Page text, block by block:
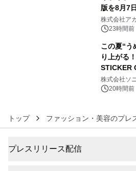
版を8月7
株式会社ア
23時間前
この夏“う
り上がる
STICKER
評阪急の
ィバル」
初開催！
株式会社ソ
20時間前
トップ ファッション・美容のプレ
プレスリリース配信